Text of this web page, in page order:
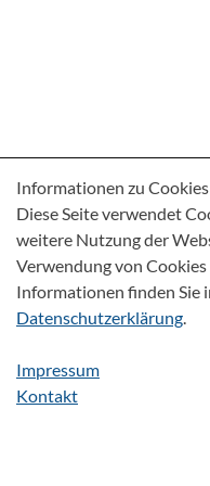
Informationen zu
Diese Seite verwendet
weitere Nutzung der
Verwendung von
Informationen finden Sie
Datenschutzerklärung.
Impressum
Kontakt